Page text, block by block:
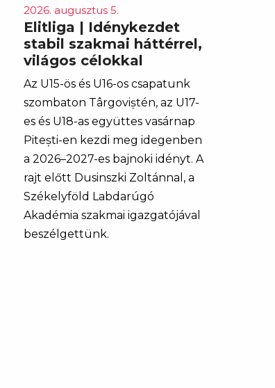
2026. augusztus 5.
Elitliga | Idénykezdet
stabil szakmai háttérrel,
világos célokkal
Az U15-ös és U16-os csapatunk
szombaton Târgoviștén, az U17-
es és U18-as együttes vasárnap
Pitești-en kezdi meg idegenben
a 2026–2027-es bajnoki idényt. A
rajt előtt Dusinszki Zoltánnal, a
Székelyföld Labdarúgó
Akadémia szakmai igazgatójával
beszélgettünk.